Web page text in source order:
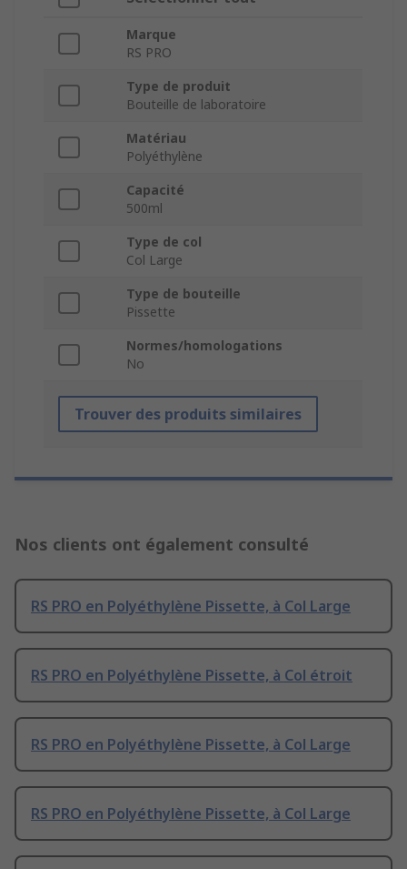
Marque
RS PRO
Type de produit
Bouteille de laboratoire
Matériau
Polyéthylène
Capacité
500ml
Type de col
Col Large
Type de bouteille
Pissette
Normes/homologations
No
Trouver des produits similaires
Nos clients ont également consulté
RS PRO en Polyéthylène Pissette, à Col Large
RS PRO en Polyéthylène Pissette, à Col étroit
RS PRO en Polyéthylène Pissette, à Col Large
RS PRO en Polyéthylène Pissette, à Col Large